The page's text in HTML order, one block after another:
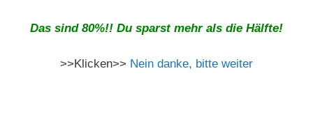
Das sind 80%!! Du sparst mehr als die Hälfte!
>>Klicken>> Nein danke, bitte weiter